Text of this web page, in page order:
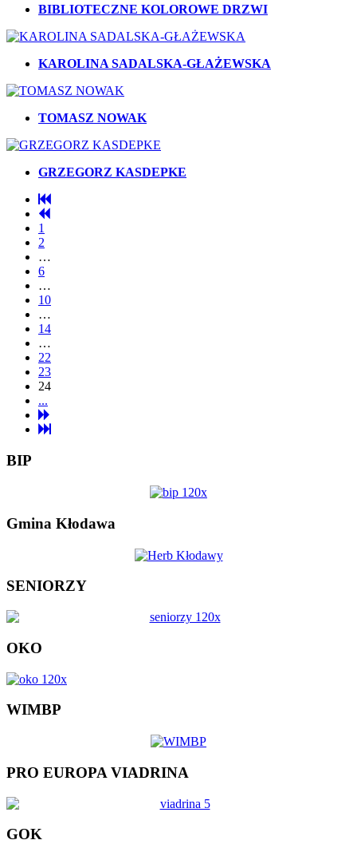
BIBLIOTECZNE KOLOROWE DRZWI
KAROLINA SADALSKA-GŁAŻEWSKA
TOMASZ NOWAK
GRZEGORZ KASDEPKE
1
2
…
6
…
10
…
14
…
22
23
24
...
BIP
Gmina Kłodawa
SENIORZY
OKO
WIMBP
PRO EUROPA VIADRINA
GOK